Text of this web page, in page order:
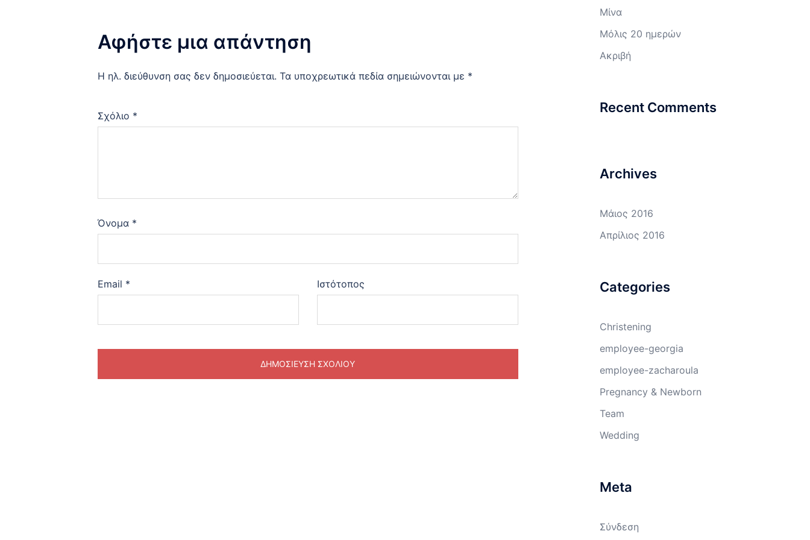
Αφήστε μια απάντηση
Η ηλ. διεύθυνση σας δεν δημοσιεύεται. Τα υποχρεωτικά πεδία σημειώνονται με *
Σχόλιο *
Όνομα *
Email * Ιστότοπος
Μίνα
Μόλις 20 ημερών
Ακριβή
Recent Comments
Archives
Μάιος 2016
Απρίλιος 2016
Categories
Christening
employee-georgia
employee-zacharoula
Pregnancy & Newborn
Team
Wedding
Meta
Σύνδεση